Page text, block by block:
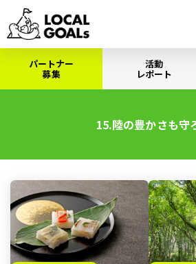
パートナー
募集
活動
レポート
15.陸の豊かさも守